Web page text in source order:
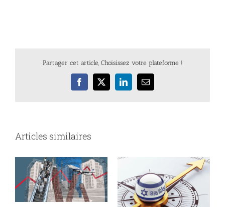
Partager cet article, Choisissez votre plateforme !
Facebook
X LinkedInEmail
Articles similaires